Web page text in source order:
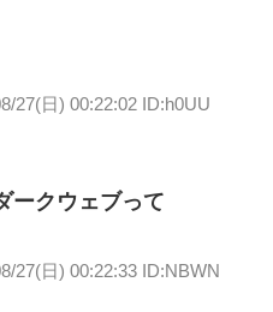
27(日) 00:22:02 ID:h0UU
ークウェブって
27(日) 00:22:33 ID:NBWN